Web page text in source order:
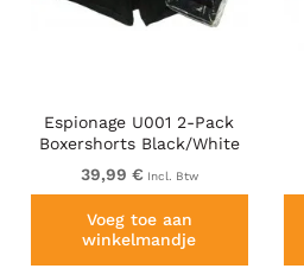
Espionage U001 2-Pack
Boxershorts Black/White
39,99 € Incl. Btw
Voeg toe aan
winkelmandje